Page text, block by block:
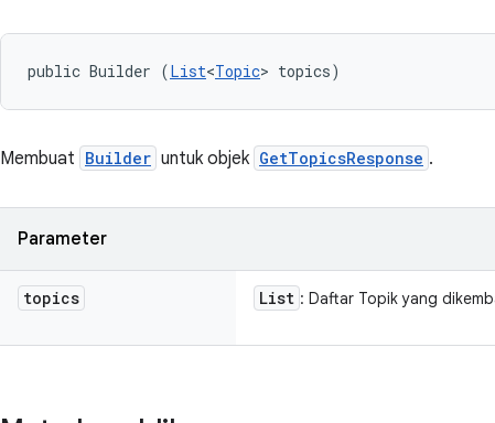
public Builder (List<Topic> topics)
Membuat Builder untuk objek GetTopicsResponse .
Parameter
topics List : Daftar Topik yang